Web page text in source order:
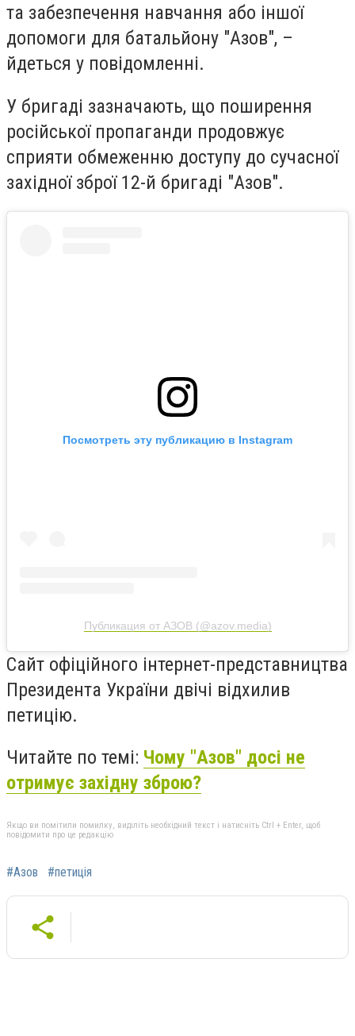
та забезпечення навчання або іншої
допомоги для батальйону "Азов", –
йдеться у повідомленні.
У бригаді зазначають, що поширення
російської пропаганди продовжує
сприяти обмеженню доступу до сучасної
західної зброї 12-й бригаді "Азов".
Посмотреть эту публикацию в Instagram
Публикация от АЗОВ (@azov.media)
Сайт офіційного інтернет-представництва
Президента України двічі відхилив
петицію.
Читайте по темі: Чому "Азов" досі не
отримує західну зброю?
Якщо ви помітили помилку, виділіть необхідний текст і натисніть Ctrl + Enter, щоб
повідомити про це редакцію
#Азов #петиція